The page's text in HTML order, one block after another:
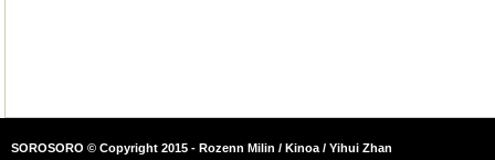
SOROSORO © Copyright 2015 - Rozenn Milin / Kinoa / Yihui Zhan